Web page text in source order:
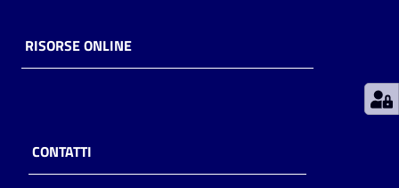
Decentrate
lettura
RISORSE ONLINE
CONTATTI